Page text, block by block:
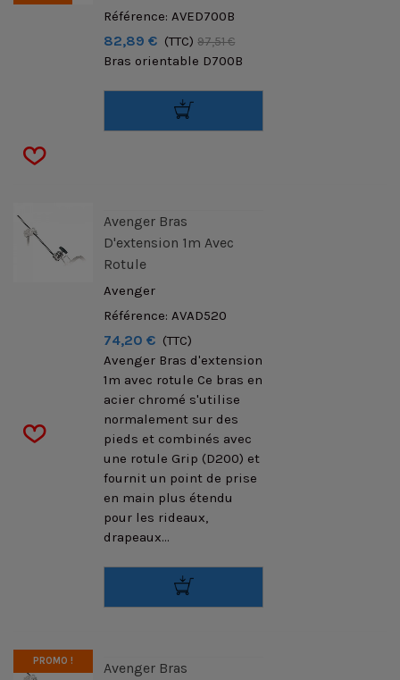
Référence: AVED700B
82,89 € (TTC) 97,51 €
Bras orientable D700B
Avenger Bras
D'extension 1m Avec
Rotule
Avenger
Référence: AVAD520
74,20 € (TTC)
Avenger Bras d'extension
1m avec rotule Ce bras en
acier chromé s'utilise
normalement sur des
pieds et combinés avec
une rotule Grip (D200) et
fournit un point de prise
en main plus étendu
pour les rideaux,
drapeaux...
PROMO !
Avenger Bras